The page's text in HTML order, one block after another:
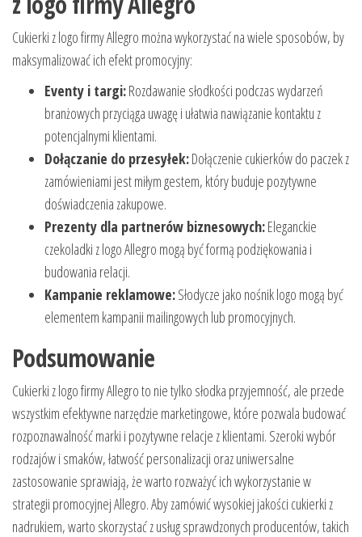
Cukierki z logo firmy Allegro można wykorzystać na wiele sposobów, by
maksymalizować ich efekt promocyjny:
Eventy i targi:Rozdawanie słodkości podczas wydarzeń
branżowych przyciąga uwagę i ułatwia nawiązanie kontaktu z
potencjalnymi klientami.
Dołączanie do przesyłek:Dołączenie cukierków do paczek z
zamówieniami jest miłym gestem, który buduje pozytywne
doświadczenia zakupowe.
Prezenty dla partnerów biznesowych:Eleganckie
czekoladki z logo Allegro mogą być formą podziękowania i
budowania relacji.
Kampanie reklamowe:Słodycze jako nośnik logo mogą być
elementem kampanii mailingowych lub promocyjnych.
Podsumowanie
Cukierki z logo firmy Allegro to nie tylko słodka przyjemność, ale przede
wszystkim efektywne narzędzie marketingowe, które pozwala budować
rozpoznawalność marki i pozytywne relacje z klientami. Szeroki wybór
rodzajów i smaków, łatwość personalizacji oraz uniwersalne
zastosowanie sprawiają, że warto rozważyć ich wykorzystanie w
strategii promocyjnej Allegro. Aby zamówić wysokiej jakości cukierki z
nadrukiem, warto skorzystać z usług sprawdzonych producentów, takich